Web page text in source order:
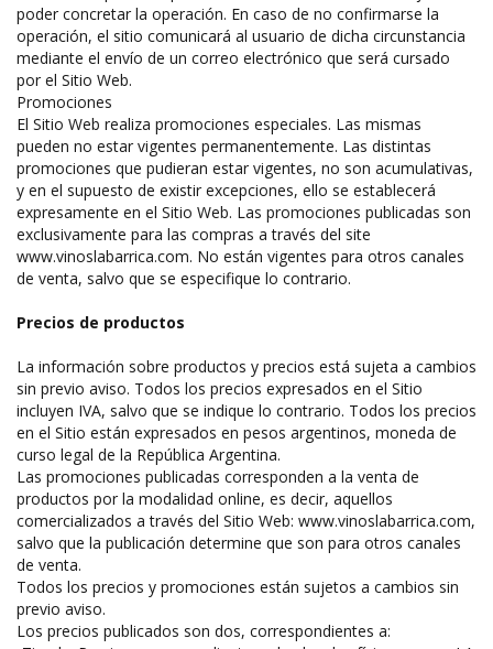
poder concretar la operación. En caso de no confirmarse la
operación, el sitio comunicará al usuario de dicha circunstancia
mediante el envío de un correo electrónico que será cursado
por el Sitio Web.
Promociones
El Sitio Web realiza promociones especiales. Las mismas
pueden no estar vigentes permanentemente. Las distintas
promociones que pudieran estar vigentes, no son acumulativas,
y en el supuesto de existir excepciones, ello se establecerá
expresamente en el Sitio Web. Las promociones publicadas son
exclusivamente para las compras a través del site
www.vinoslabarrica.com. No están vigentes para otros canales
de venta, salvo que se especifique lo contrario.
Precios de productos
La información sobre productos y precios está sujeta a cambios
sin previo aviso. Todos los precios expresados en el Sitio
incluyen IVA, salvo que se indique lo contrario. Todos los precios
en el Sitio están expresados en pesos argentinos, moneda de
curso legal de la República Argentina.
Las promociones publicadas corresponden a la venta de
productos por la modalidad online, es decir, aquellos
comercializados a través del Sitio Web: www.vinoslabarrica.com,
salvo que la publicación determine que son para otros canales
de venta.
Todos los precios y promociones están sujetos a cambios sin
previo aviso.
Los precios publicados son dos, correspondientes a: